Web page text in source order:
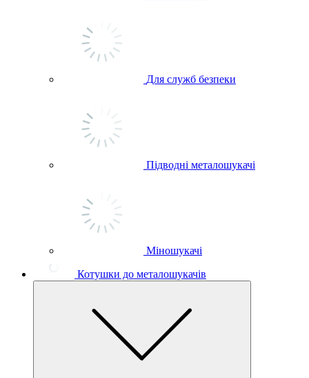
Для служб безпеки
Підводні металошукачі
Міношукачі
Котушки до металошукачів